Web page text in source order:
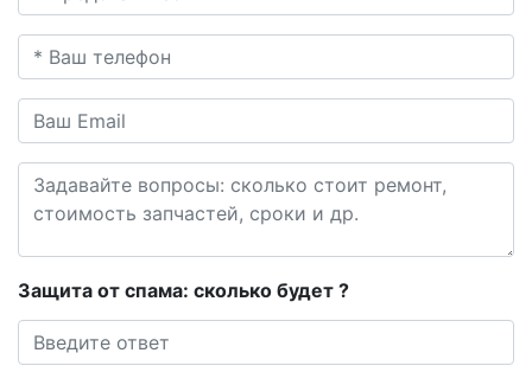
Защита от спама: сколько будет ?